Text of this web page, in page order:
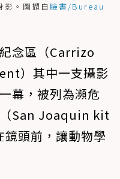
影。圖擷自 臉書/Bureau
念區（Carrizo
）其中一支攝影
幕，被列為瀕危
（San Joaquin kit
頭前，讓動物學